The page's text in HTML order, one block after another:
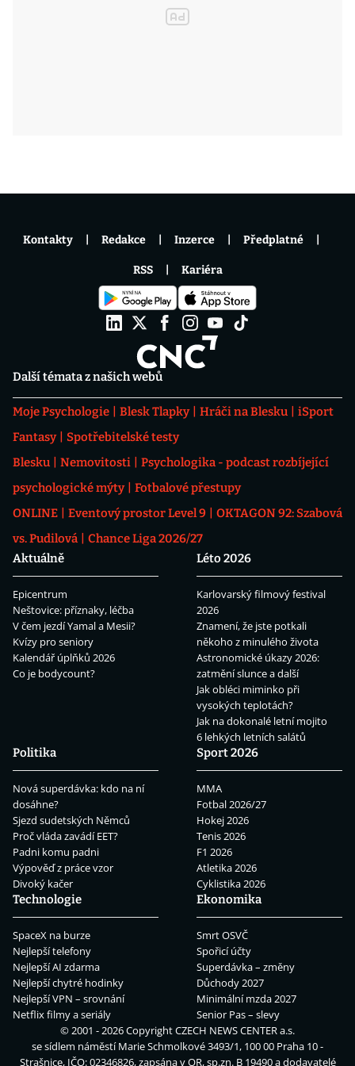
Další témata z našich webů
Moje Psychologie Blesk Tlapky Hráči na Blesku
iSport
Fantasy
Spotřebitelské testy
Blesku
Nemovitosti
Psychologika - podcast rozbíjející
psychologické mýty
Fotbalové přestupy
ONLINE
Eventový prostor Level 9
OKTAGON 92: Szabová
vs. Pudilová
Chance Liga 2026/27
Aktuálně
Epicentrum
Neštovice: příznaky, léčba
V čem jezdí Yamal a Mesii?
Kvízy pro seniory
Kalendář úplňků 2026
Co je bodycount?
Léto 2026
Karlovarský filmový festival
2026
Znamení, že jste potkali
někoho z minulého života
Astronomické úkazy 2026:
zatmění slunce a další
Jak obléci miminko při
vysokých teplotách?
Jak na dokonalé letní mojito
6 lehkých letních salátů
Politika
Nová superdávka: kdo na ní
dosáhne?
Sjezd sudetských Němců
Proč vláda zavádí EET?
Padni komu padni
Výpověď z práce vzor
Divoký kačer
Sport 2026
MMA
Fotbal 2026/27
Hokej 2026
Tenis 2026
F1 2026
Atletika 2026
Cyklistika 2026
Technologie
SpaceX na burze
Nejlepší telefony
Nejlepší AI zdarma
Nejlepší chytré hodinky
Nejlepší VPN – srovnání
Netflix filmy a seriály
Ekonomika
Smrt OSVČ
Spořicí účty
Superdávka – změny
Důchody 2027
Minimální mzda 2027
Senior Pas – slevy
Kontakty Redakce Inzerce Předplatné
RSS Kariéra
© 2001 - 2026 CopyrightCZECH NEWS CENTER a.s.
se sídlem náměstí Marie Schmolkové 3493/1, 100 00 Praha 10 -
Strašnice, IČO: 02346826, zapsána v OR, sp.zn. B 19490 a dodavatelé